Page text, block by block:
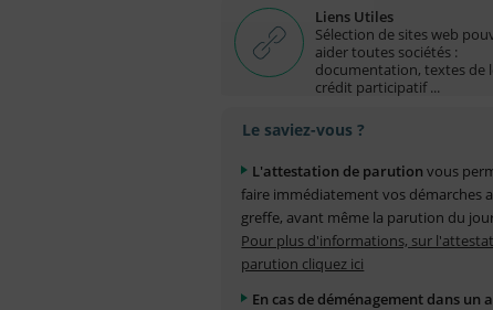
Liens Utiles
Sélection de sites web
aider toutes sociétés :
documentation, textes de
crédit participatif ...
Le saviez-vous ?
L'attestation de parution vous
faire immédiatement vos démarches
greffe, avant même la parution du
Pour plus d'informations, sur
parution cliquez ici
En cas de déménagement dans un